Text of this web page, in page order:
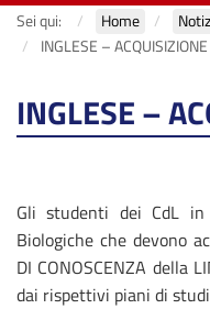
Sei qui: Home
INGLESE –
INGLESE –
Gli studenti dei CdL in
Biologiche che devono
DI CONOSCENZA della
dai rispettivi piani di